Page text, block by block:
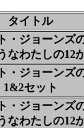
タイトル
・ジョーンズ
なわたしの12
・ジョーンズ
1&2セット
・ジョーンズ
なわたしの12